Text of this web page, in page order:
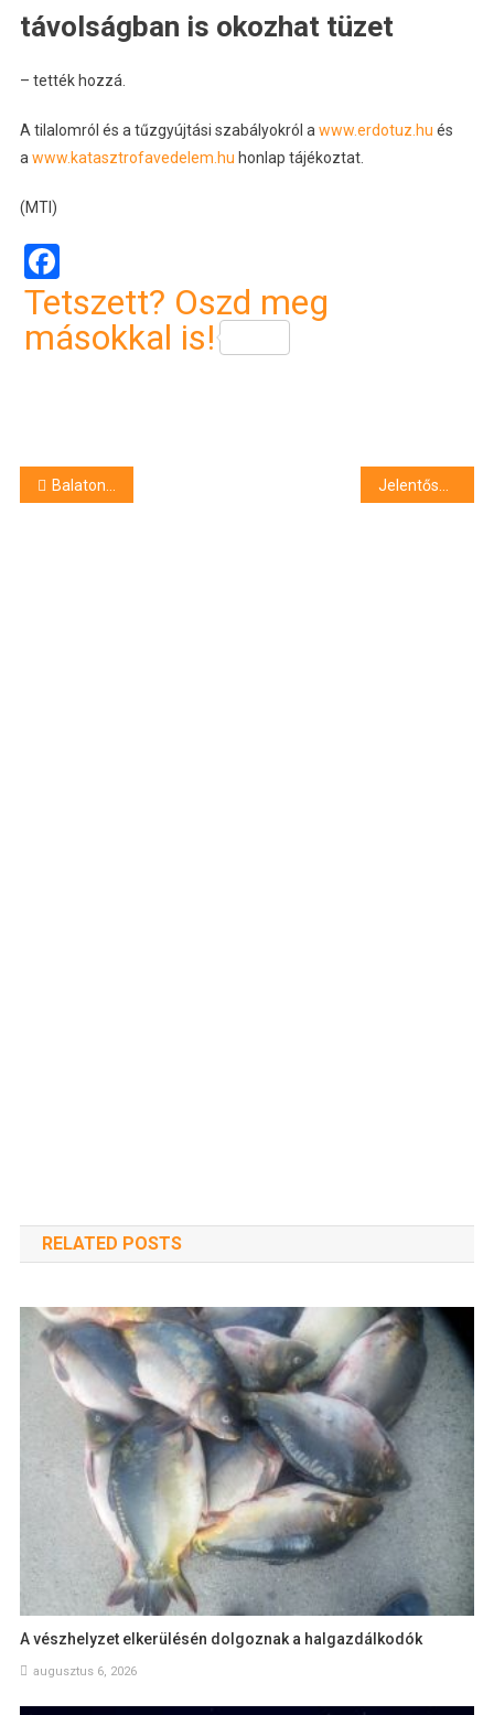
távolságban is okozhat tüzet
– tették hozzá.
A tilalomról és a tűzgyújtási szabályokról a www.erdotuz.hu és
a www.katasztrofavedelem.hu honlap tájékoztat.
(MTI)
Facebook
Tetszett? Oszd meg
másokkal is!
Bejegyzés
Balatoni energiaközösségek szerveződnek
RELATED POSTS
A vészhelyzet elkerülésén dolgoznak a halgazdálkodók
augusztus 6, 2026